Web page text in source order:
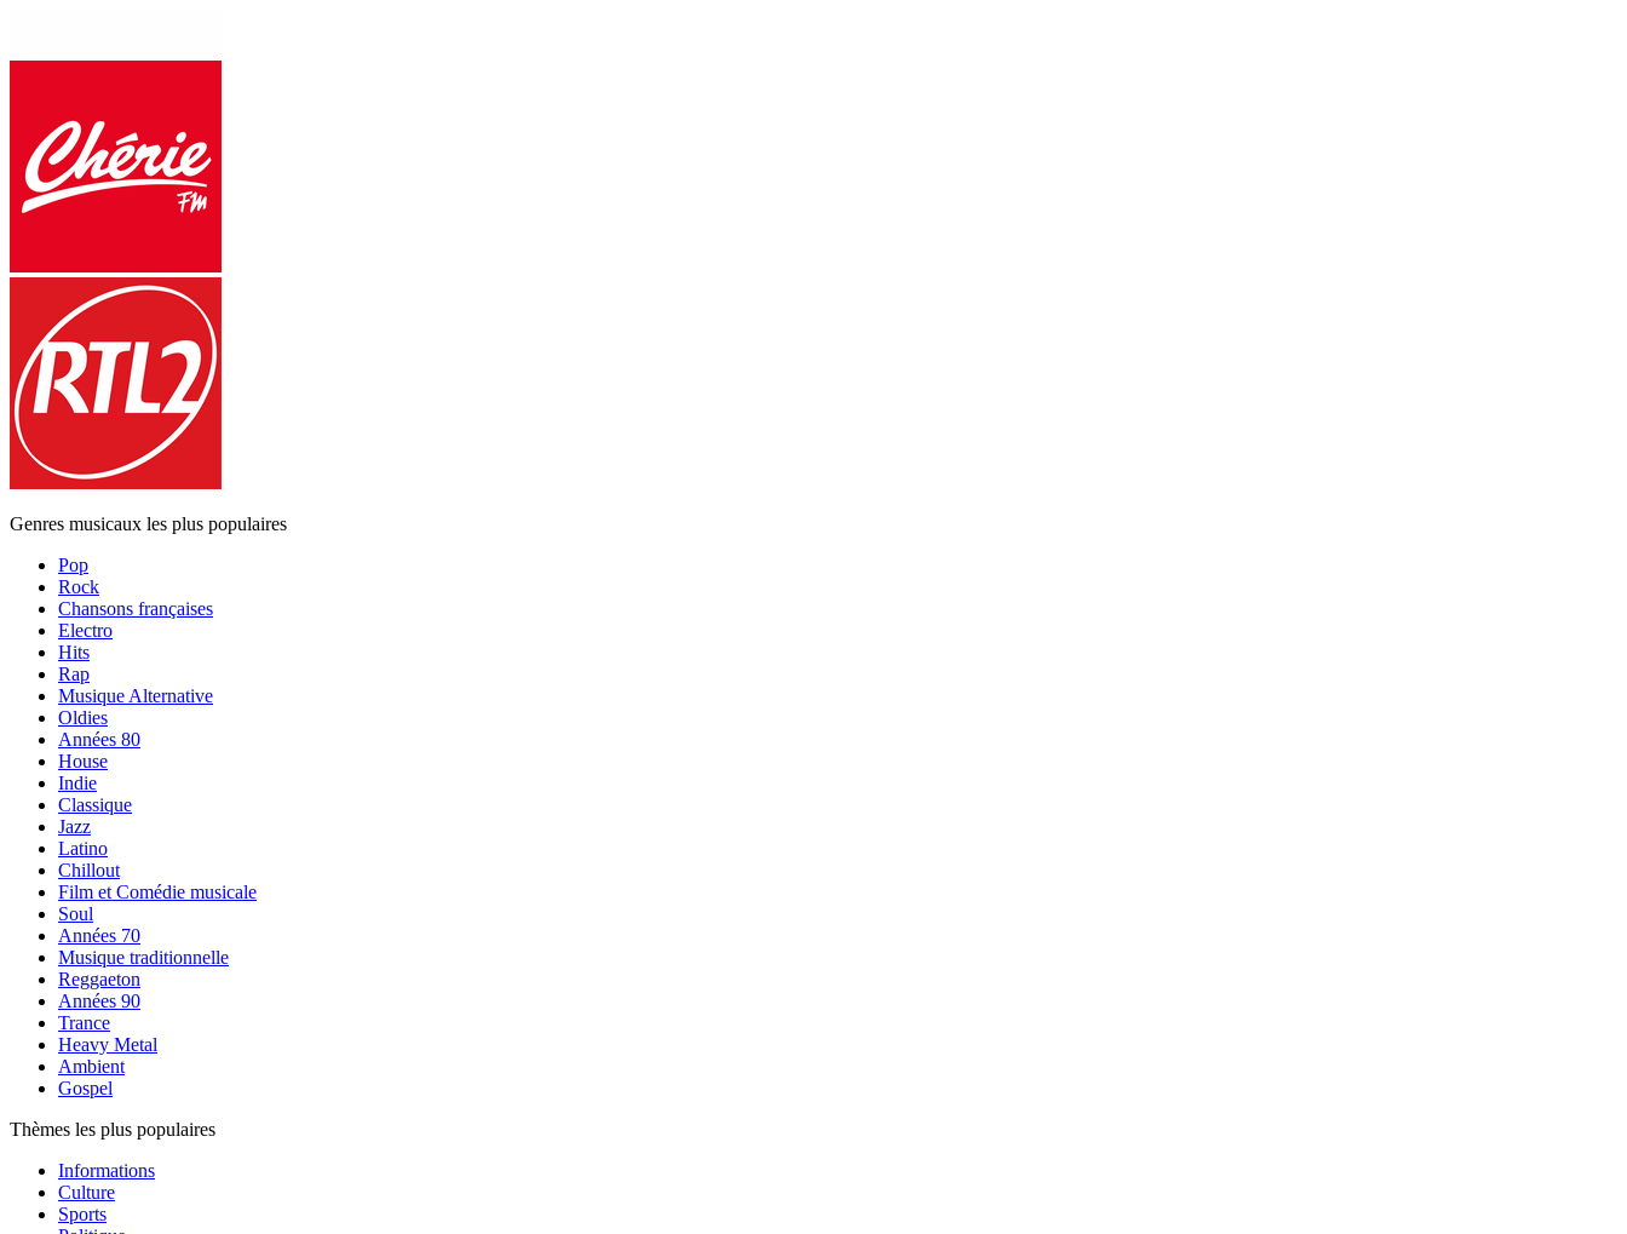
Genres musicaux les plus populaires
Pop
Rock
Chansons françaises
Electro
Hits
Rap
Musique Alternative
Oldies
Années 80
House
Indie
Classique
Jazz
Latino
Chillout
Film et Comédie musicale
Soul
Années 70
Musique traditionnelle
Reggaeton
Années 90
Trance
Heavy Metal
Ambient
Gospel
Thèmes les plus populaires
Informations
Culture
Sports